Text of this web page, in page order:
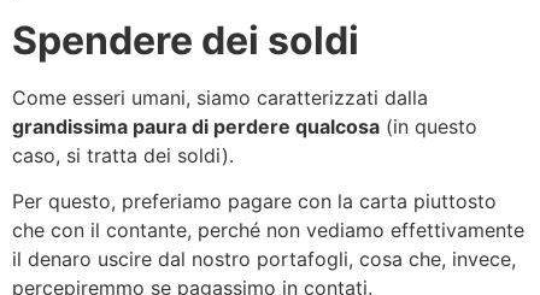
Spendere dei soldi
Come esseri umani, siamo caratterizzati dalla
grandissima paura di perdere qualcosa (in questo
caso, si tratta dei soldi).
Per questo, preferiamo pagare con la carta piuttosto
che con il contante, perché non vediamo effettivamente
il denaro uscire dal nostro portafogli, cosa che, invece,
percepiremmo se pagassimo in contati.